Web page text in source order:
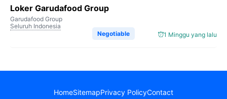
Loker Garudafood Group
Garudafood Group
Seluruh Indonesia
1 Minggu yang lalu
Negotiable
HomeSitemapPrivacy PolicyContact